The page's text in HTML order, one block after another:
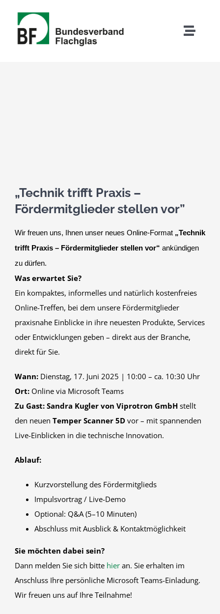
springen
Toggle
„Technik trifft Praxis –
Fördermitglieder stellen vor”
Wir freuen uns, Ihnen unser neues Online-Format „Technik
trifft Praxis – Fördermitglieder stellen vor“ ankündigen
zu dürfen.
Was erwartet Sie?
Ein kompaktes, informelles und natürlich kostenfreies
Online-Treffen, bei dem unsere Fördermitglieder
praxisnahe Einblicke in ihre neuesten Produkte, Services
oder Entwicklungen geben – direkt aus der Branche,
direkt für Sie.
Wann: Dienstag, 17. Juni 2025 | 10:00 – ca. 10:30 Uhr
Ort: Online via Microsoft Teams
Zu Gast: Sandra Kugler von Viprotron GmbH stellt
den neuen Temper Scanner 5D vor – mit spannenden
Live-Einblicken in die technische Innovation.
Ablauf:
Kurzvorstellung des Fördermitglieds
Impulsvortrag / Live-Demo
Optional: Q&A (5–10 Minuten)
Abschluss mit Ausblick & Kontaktmöglichkeit
Sie möchten dabei sein?
Dann melden Sie sich bitte hier an. Sie erhalten im
Anschluss Ihre persönliche Microsoft Teams-Einladung.
Wir freuen uns auf Ihre Teilnahme!